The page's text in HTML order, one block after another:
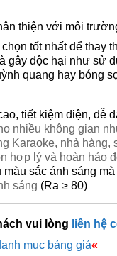
thiện với môi
tốt nhất để thay
gây độc hại như sử
quang hay bóng
tiết kiệm điện, dễ
nhiều không gian
Karaoke, nhà hàng,
hợp lý và hoàn hảo
sắc ánh sáng
sáng (Ra ≥ 80)
vui lòng liên hệ
mục bảng giá«